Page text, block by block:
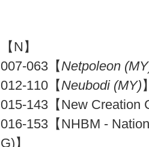
【N】
007-063【Netpoleon
012-110【Neubodi (MY)
015-143【New Creation
016-153【NHBM -
G)】